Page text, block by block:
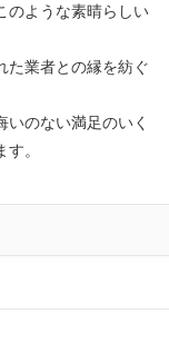
のような素晴らしい
た業者との縁を紡ぐ
のない満足のいく
。